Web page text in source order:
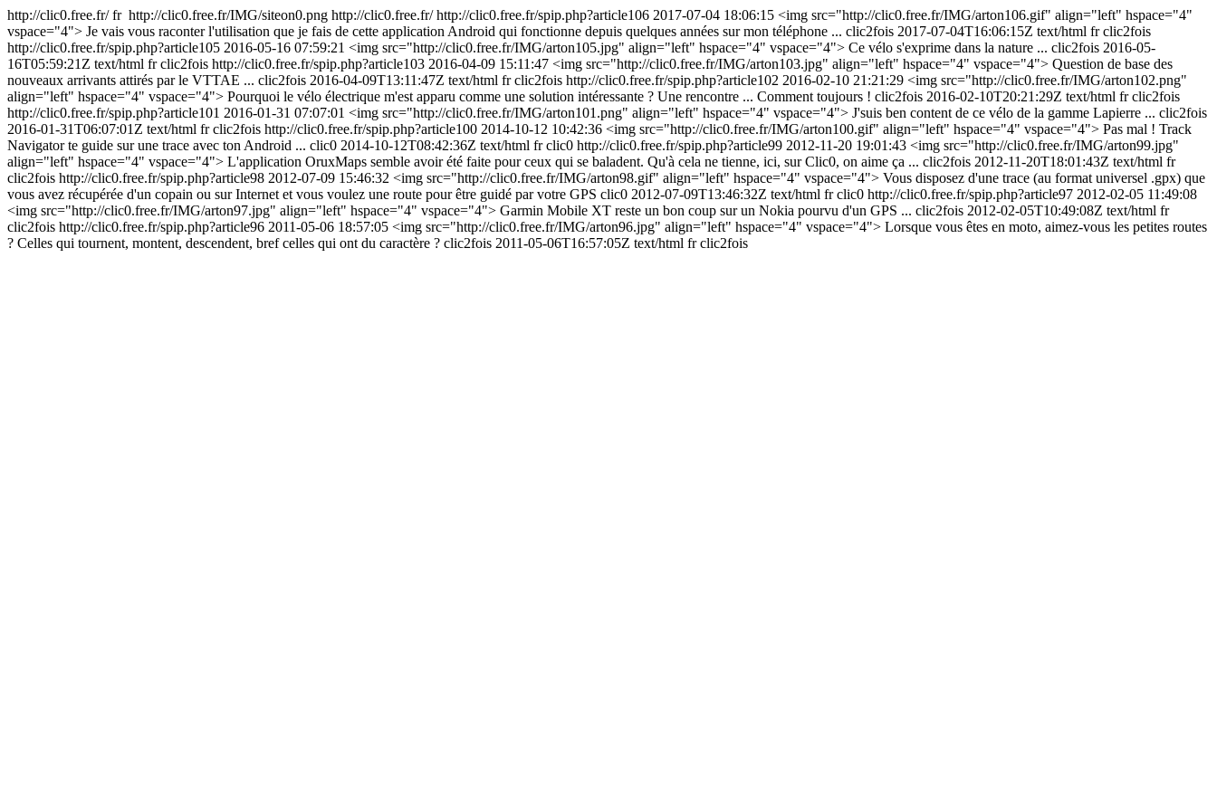
http://clic0.free.fr/fr http://clic0.free.fr/IMG/siteon0.png http://clic0.free.fr/http://clic0.free.fr/spip.php?article106 2017-07-04 18:06:15 <img src="http://clic0.free.fr/IMG/arton106.gif" align="left" hspace="4"
vspace="4"> Je vais vous raconter l'utilisation que je fais de cette application Android qui fonctionne depuis quelques années sur mon téléphone ... clic2fois 2017-07-04T16:06:15Z text/html fr clic2fois
http://clic0.free.fr/spip.php?article105 2016-05-16 07:59:21 <img src="http://clic0.free.fr/IMG/arton105.jpg" align="left" hspace="4" vspace="4"> Ce vélo s'exprime dans la nature ... clic2fois 2016-05-
16T05:59:21Z text/html fr clic2fois http://clic0.free.fr/spip.php?article103 2016-04-09 15:11:47 <img src="http://clic0.free.fr/IMG/arton103.jpg" align="left" hspace="4" vspace="4"> Question de base des
nouveaux arrivants attirés par le VTTAE ... clic2fois 2016-04-09T13:11:47Z text/html fr clic2fois http://clic0.free.fr/spip.php?article102 2016-02-10 21:21:29 <img src="http://clic0.free.fr/IMG/arton102.png"
align="left" hspace="4" vspace="4"> Pourquoi le vélo électrique m'est apparu comme une solution intéressante ? Une rencontre ... Comment toujours ! clic2fois 2016-02-10T20:21:29Z text/html fr clic2fois
http://clic0.free.fr/spip.php?article101 2016-01-31 07:07:01 <img src="http://clic0.free.fr/IMG/arton101.png" align="left" hspace="4" vspace="4"> J'suis ben content de ce vélo de la gamme Lapierre ... clic2fois
2016-01-31T06:07:01Z text/html fr clic2fois http://clic0.free.fr/spip.php?article100 2014-10-12 10:42:36 <img src="http://clic0.free.fr/IMG/arton100.gif" align="left" hspace="4" vspace="4"> Pas mal ! Track
Navigator te guide sur une trace avec ton Android ... clic0 2014-10-12T08:42:36Z text/html fr clic0 http://clic0.free.fr/spip.php?article99 2012-11-20 19:01:43 <img src="http://clic0.free.fr/IMG/arton99.jpg"
align="left" hspace="4" vspace="4"> L'application OruxMaps semble avoir été faite pour ceux qui se baladent. Qu'à cela ne tienne, ici, sur Clic0, on aime ça ... clic2fois 2012-11-20T18:01:43Z text/html fr
clic2fois http://clic0.free.fr/spip.php?article98 2012-07-09 15:46:32 <img src="http://clic0.free.fr/IMG/arton98.gif" align="left" hspace="4" vspace="4"> Vous disposez d'une trace (au format universel .gpx) que
vous avez récupérée d'un copain ou sur Internet et vous voulez une route pour être guidé par votre GPS clic0 2012-07-09T13:46:32Z text/html fr clic0 http://clic0.free.fr/spip.php?article97 2012-02-05 11:49:08
<img src="http://clic0.free.fr/IMG/arton97.jpg" align="left" hspace="4" vspace="4"> Garmin Mobile XT reste un bon coup sur un Nokia pourvu d'un GPS ... clic2fois 2012-02-05T10:49:08Z text/html fr
clic2fois http://clic0.free.fr/spip.php?article96 2011-05-06 18:57:05 <img src="http://clic0.free.fr/IMG/arton96.jpg" align="left" hspace="4" vspace="4"> Lorsque vous êtes en moto, aimez-vous les petites routes
? Celles qui tournent, montent, descendent, bref celles qui ont du caractère ? clic2fois 2011-05-06T16:57:05Z text/html fr clic2fois